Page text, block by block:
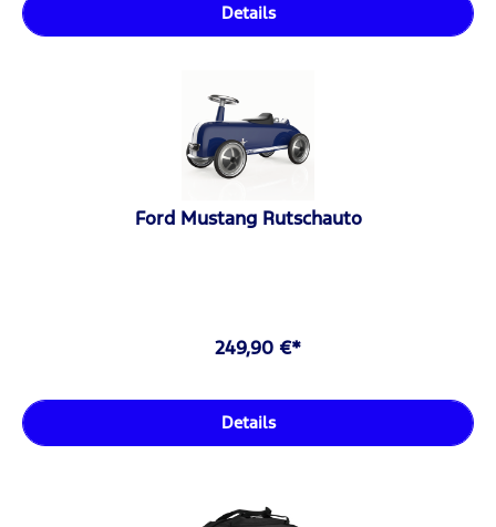
Details
Ford Mustang Rutschauto
249,90 €*
Details